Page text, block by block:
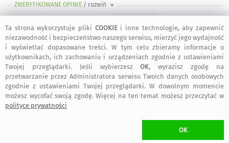
ZWERYFIKOWANE OPINIE / rozwiń >
7 maja 2024
Magdalena : wnuczka bardzo zadowolona - bardzo ładny
Ta strona wykorzystuje pliki COOKIEi inne technologie, aby zapewnić
niezawodność i bezpieczeństwo naszego serwisu, mierzyć jego wydajność
i wyświetlać dopasowane treści. W tym celu zbieramy informacje o
użytkownikach, ich zachowaniu i urządzeniach zgodnie z ustawieniami
Twojej przeglądarki. Jeśli wybierzeszOK, wyrazisz zgodę na
przetwarzanie przez Administratora serwisu Twoich danych osobowych
zgodnie z ustawieniami Twojej przeglądarki. W dowolnym momencie
możesz wycofać swoją zgodę. Więcej na ten temat możesz przeczytać w
polityce prywatności
OK